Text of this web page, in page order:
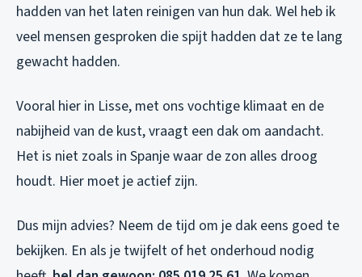
hadden van het laten reinigen van hun dak. Wel heb ik
veel mensen gesproken die spijt hadden dat ze te lang
gewacht hadden.
Vooral hier in Lisse, met ons vochtige klimaat en de
nabijheid van de kust, vraagt een dak om aandacht.
Het is niet zoals in Spanje waar de zon alles droog
houdt. Hier moet je actief zijn.
Dus mijn advies? Neem de tijd om je dak eens goed te
bekijken. En als je twijfelt of het onderhoud nodig